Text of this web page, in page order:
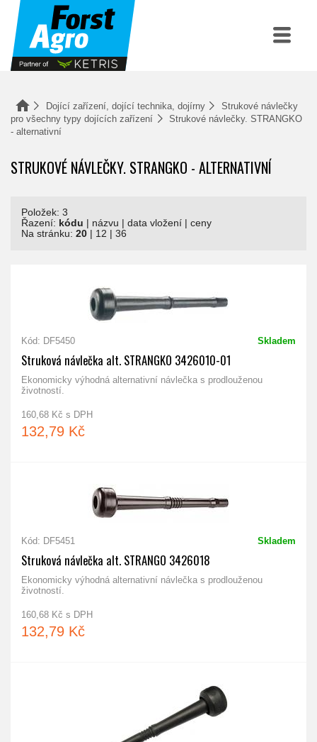
Dojící zařízení, dojící technika, dojírny
Strukové návlečky
pro všechny typy dojících zařízení
Strukové návlečky. STRANGKO
- alternativní
STRUKOVÉ NÁVLEČKY. STRANGKO - ALTERNATIVNÍ
Položek: 3
Řazení: kódu názvu data vložení
ceny
Na stránku: 20 12 36
Kód: DF5450 Skladem
Struková návlečka alt. STRANGKO 3426010-01
Ekonomicky výhodná alternativní návlečka s prodlouženou
životností.
160,68 Kč s DPH
132,79 Kč
Kód: DF5451 Skladem
Struková návlečka alt. STRANGO 3426018
Ekonomicky výhodná alternativní návlečka s prodlouženou
životností.
160,68 Kč s DPH
132,79 Kč